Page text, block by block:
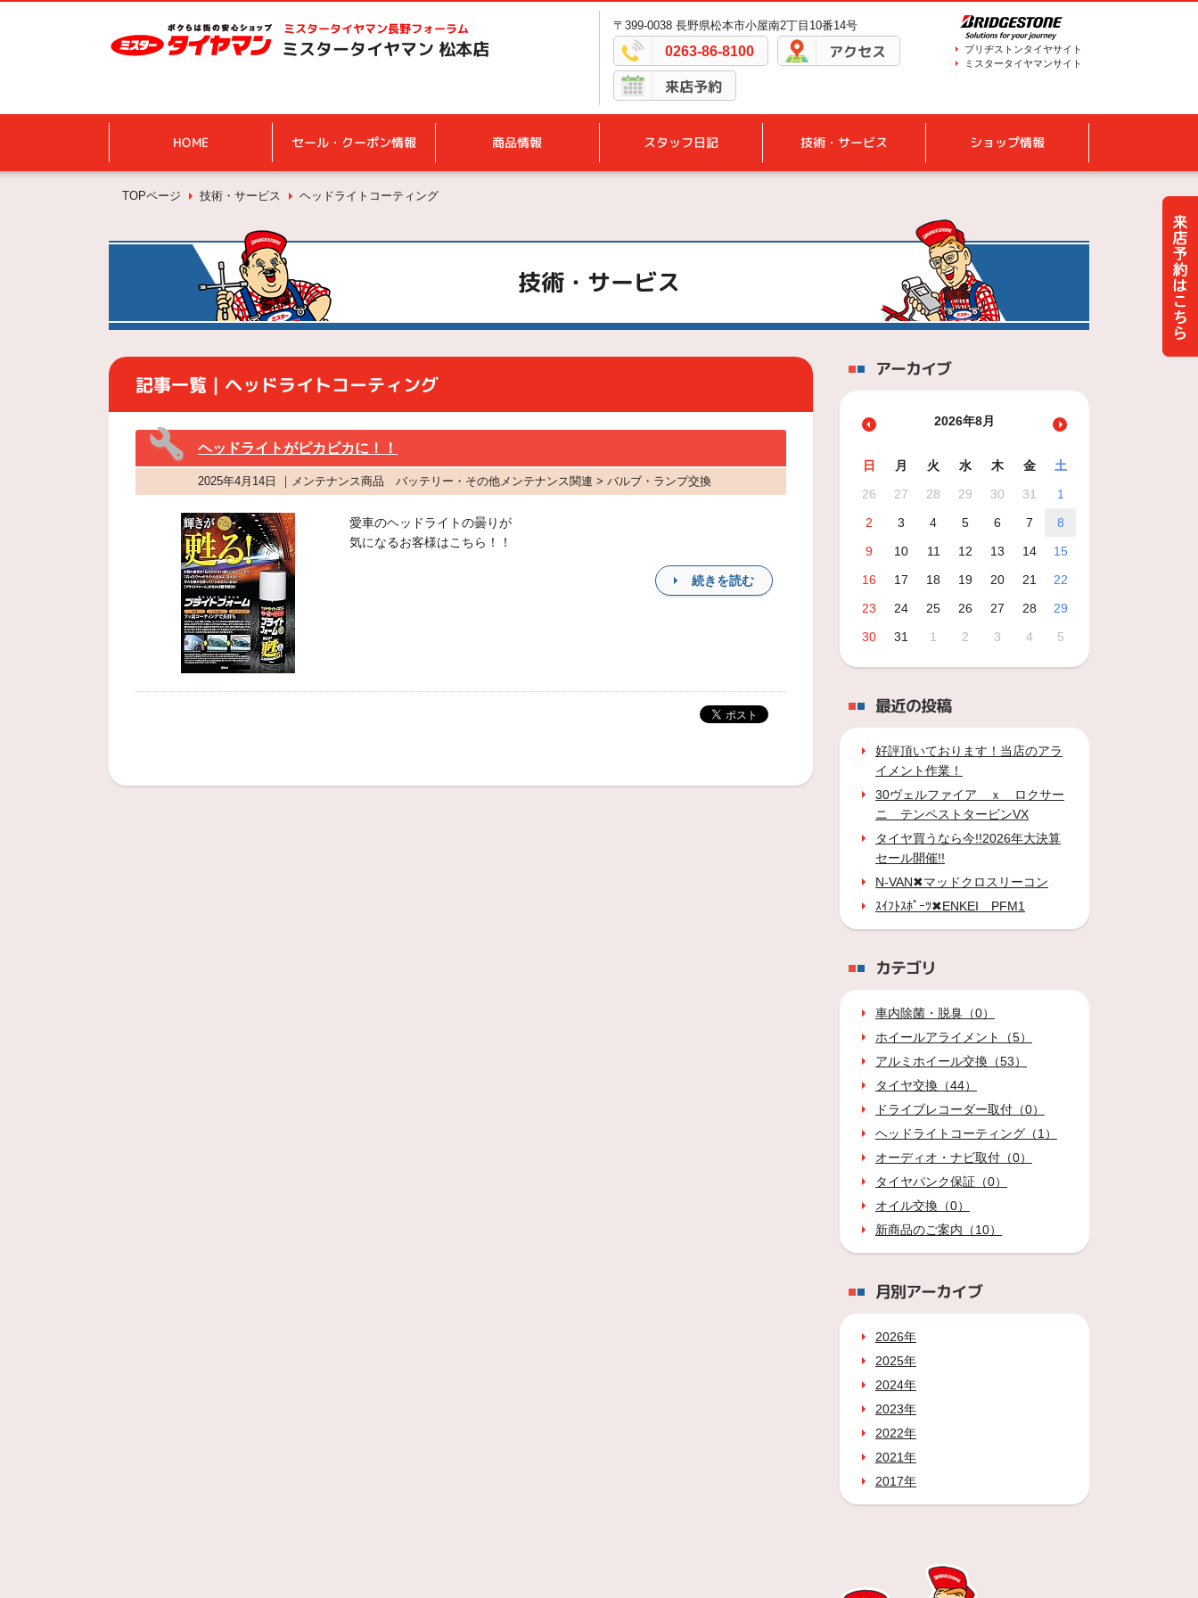
ミスタータイヤマン長野フォーラム
ミスタータイヤマン 松本店
〒399-0038 長野県松本市小屋南2丁目10番14号
0263-86-8100 アクセス
来店予約
ブリヂストンタイヤサイト
ミスタータイヤマンサイト
HOME セール・クーポン情報 商品情報 スタッフ日記 技術・サービス ショップ情報
TOPページ 技術・サービス ヘッドライトコーティング
技術・サービス
記事一覧｜ヘッドライトコーティング
ヘッドライトがピカピカに！！
2025年4月14日 ｜メンテナンス商品 バッテリー・その他メンテナンス関連 > バルブ・ランプ交換
愛車のヘッドライトの曇りが
気になるお客様はこちら！！
続きを読む
アーカイブ
2026年8月
日 月 火 水 木 金
土
26
27 28 29 30 31
1
2
3 4 5 6 7
8
9
10 11 12 13 14
15
16
17 18 19 20 21
22
23
24 25 26 27 28
29
30
31 1 2 3 4 5
最近の投稿
好評頂いております！当店のアラ
イメント作業！
30ヴェルファイア ｘ ロクサー
ニ テンペストタービンVX
タイヤ買うなら今!!2026年大決算
セール開催!!
N-VAN✖マッドクロスリーコン
ｽｲﾌﾄｽﾎﾟｰﾂ✖ENKEI PFM1
カテゴリ
車内除菌・脱臭（0）
ホイールアライメント（5）
アルミホイール交換（53）
タイヤ交換（44）
ドライブレコーダー取付（0）
ヘッドライトコーティング（1）
オーディオ・ナビ取付（0）
タイヤパンク保証（0）
オイル交換（0）
新商品のご案内（10）
月別アーカイブ
2026年
2025年
2024年
2023年
2022年
2021年
2017年